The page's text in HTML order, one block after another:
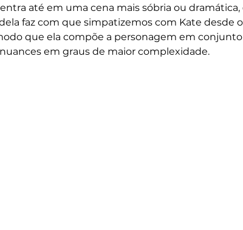
até em uma cena mais sóbria ou dramática,
faz com que simpatizemos com Kate desde
que ela compõe a personagem em
em graus de maior complexidade.